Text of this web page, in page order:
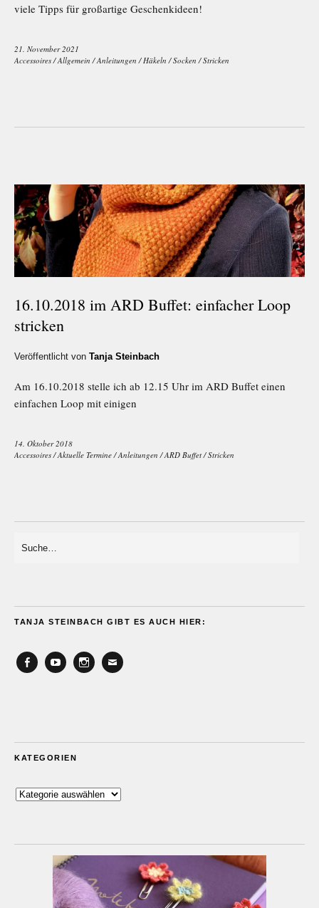
viele Tipps für großartige Geschenkideen!
21. November 2021
Accessoires/Allgemein /Anleitungen /Häkeln /Socken /Stricken
16.10.2018 im ARD Buffet: einfacher Loop
stricken
Veröffentlicht von Tanja Steinbach
Am 16.10.2018 stelle ich ab 12.15 Uhr im ARD Buffet einen
einfachen Loop mit einigen
14. Oktober 2018
Accessoires /Aktuelle Termine /Anleitungen /ARD Buffet /Stricken
TANJA STEINBACH GIBT ES AUCH HIER:
KATEGORIEN
Kategorien